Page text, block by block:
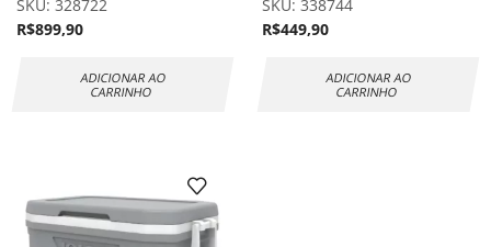
SKU: 328722
R$899,90
ADICIONAR AO
CARRINHO
SKU: 338744
R$449,90
ADICIONAR AO
CARRINHO